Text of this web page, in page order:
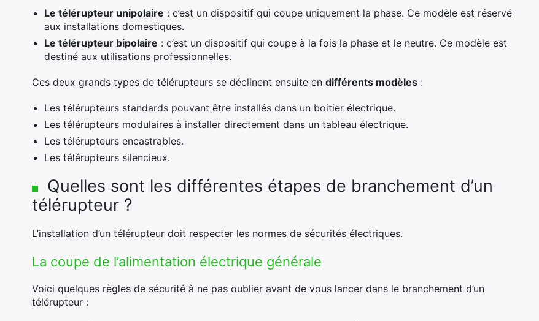
Le télérupteur unipolaire : c’est un dispositif qui coupe uniquement la phase. Ce modèle est réservé
aux installations domestiques.
Le télérupteur bipolaire : c’est un dispositif qui coupe à la fois la phase et le neutre. Ce modèle est
destiné aux utilisations professionnelles.
Ces deux grands types de télérupteurs se déclinent ensuite en différents modèles :
Les télérupteurs standards pouvant être installés dans un boitier électrique.
Les télérupteurs modulaires à installer directement dans un tableau électrique.
Les télérupteurs encastrables.
Les télérupteurs silencieux.
Quelles sont les différentes étapes de branchement d’un
télérupteur ?
L’installation d’un télérupteur doit respecter les normes de sécurités électriques.
La coupe de l’alimentation électrique générale
Voici quelques règles de sécurité à ne pas oublier avant de vous lancer dans le branchement d’un
télérupteur :